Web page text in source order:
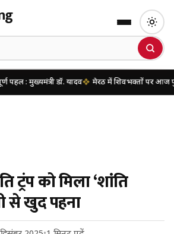
डॉ. यादव मेरठ में शिवभक्तों पर आज पुष्पवर्षा करेंगे
ट्रंप को मिला ‘शांति
से खुद पहना